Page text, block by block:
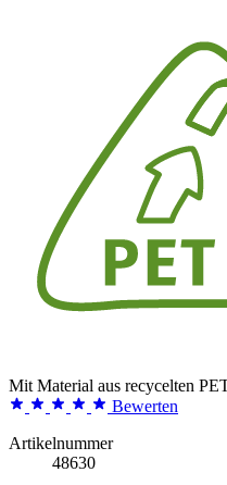
Mit Material aus recycelten
Bewerten
Artikelnummer
48630